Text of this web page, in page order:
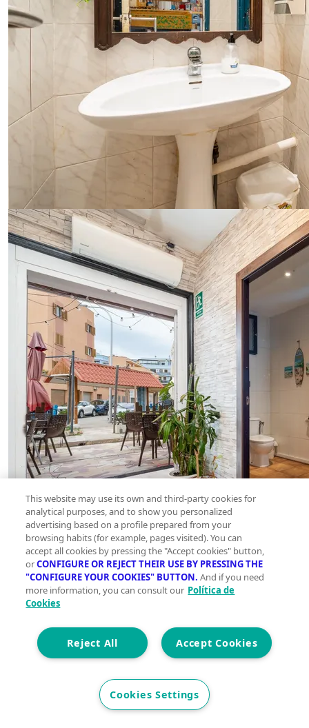
This website may use its own and third-party cookies for
analytical purposes, and to show you personalized
advertising based on a profile prepared from your
browsing habits (for example, pages visited). You can
accept all cookies by pressing the "Accept cookies" button,
orCONFIGURE OR REJECT THEIR USE BY PRESSING THE
"CONFIGURE YOUR COOKIES" BUTTON. And if you need
more information, you can consult our Política de
Cookies
Accept Cookies
Reject All
Cookies Settings